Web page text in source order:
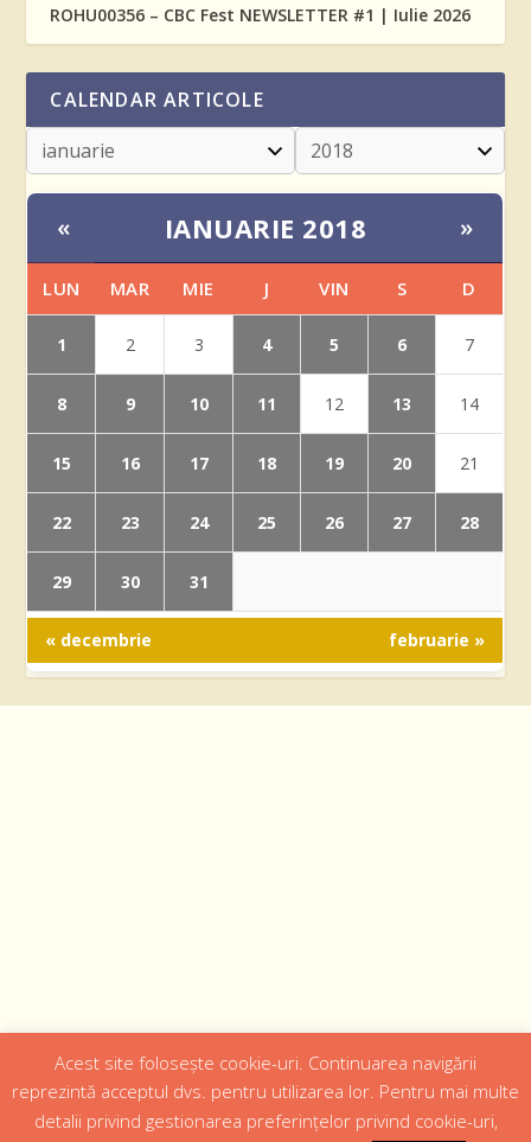
ROHU00356 – CBC Fest NEWSLETTER #1 | Iulie 2026
CALENDAR ARTICOLE
« IANUARIE 2018 »
LUN MAR MIE J VIN S D
1 2 3 4 5 6 7
8 9 10 11 12 13 14
15 16 17 18 19 20 21
22 23 24 25 26 27 28
29 30 31
« decembrie februarie »
Designed byWeb Design 4Us Consulting |
Acest site folosește cookie-uri. Continuarea navigării
reprezintă acceptul dvs. pentru utilizarea lor. Pentru mai multe
detalii privind gestionarea preferințelor privind cookie-uri,